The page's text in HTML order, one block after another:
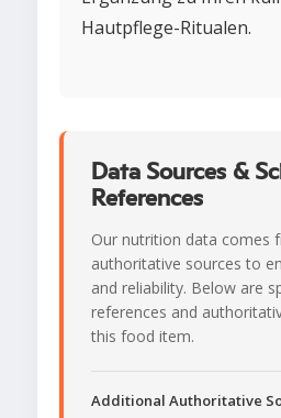
Hautpflege-Ritualen.
Data Sources &
References
Our nutrition data comes
authoritative sources to
and reliability. Below are
references and
this food item.
Additional Authoritative